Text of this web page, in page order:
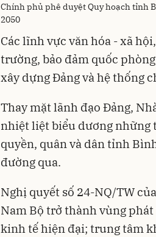
Chính phủ phê duyệt Quy hoạch tỉnh
2050
Các lĩnh vực văn hóa - xã
trường, bảo đảm quốc
xây dựng Đảng và hệ thống
Thay mặt lãnh đạo Đảng,
nhiệt liệt biểu dương những
quyền, quân và dân tỉnh
đường qua.
Nghị quyết số 24-NQ/TW
Nam Bộ trở thành vùng
kinh tế hiện đại; trung tâm